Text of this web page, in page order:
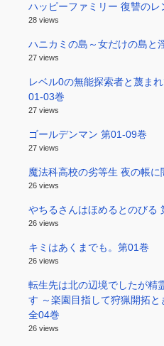
ハッピーファミリー 復讐の
28 views
ハニカミの島～女だけの島と
27 views
レベル0の無能探索者と蔑ま
01-03巻
27 views
ゴールデンマン 第01-09巻
27 views
魔法科高校の劣等生 夜の帳
26 views
やちるさんはほめるとのびる
26 views
キミはあくまでも。第01巻
26 views
転生先は北の辺境でしたが精
す ～楽園目指して狩猟開拓と
全04巻
26 views